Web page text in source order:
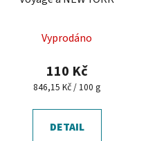
Vyprodáno
110 Kč
Měrná
846,15 Kč / 100 g
DETAIL